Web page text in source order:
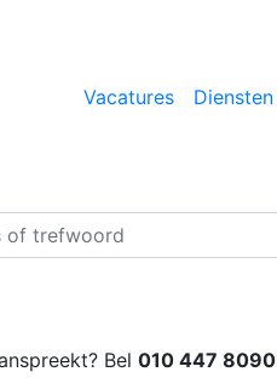
Vacatures Diensten
Bel 010 447 8090